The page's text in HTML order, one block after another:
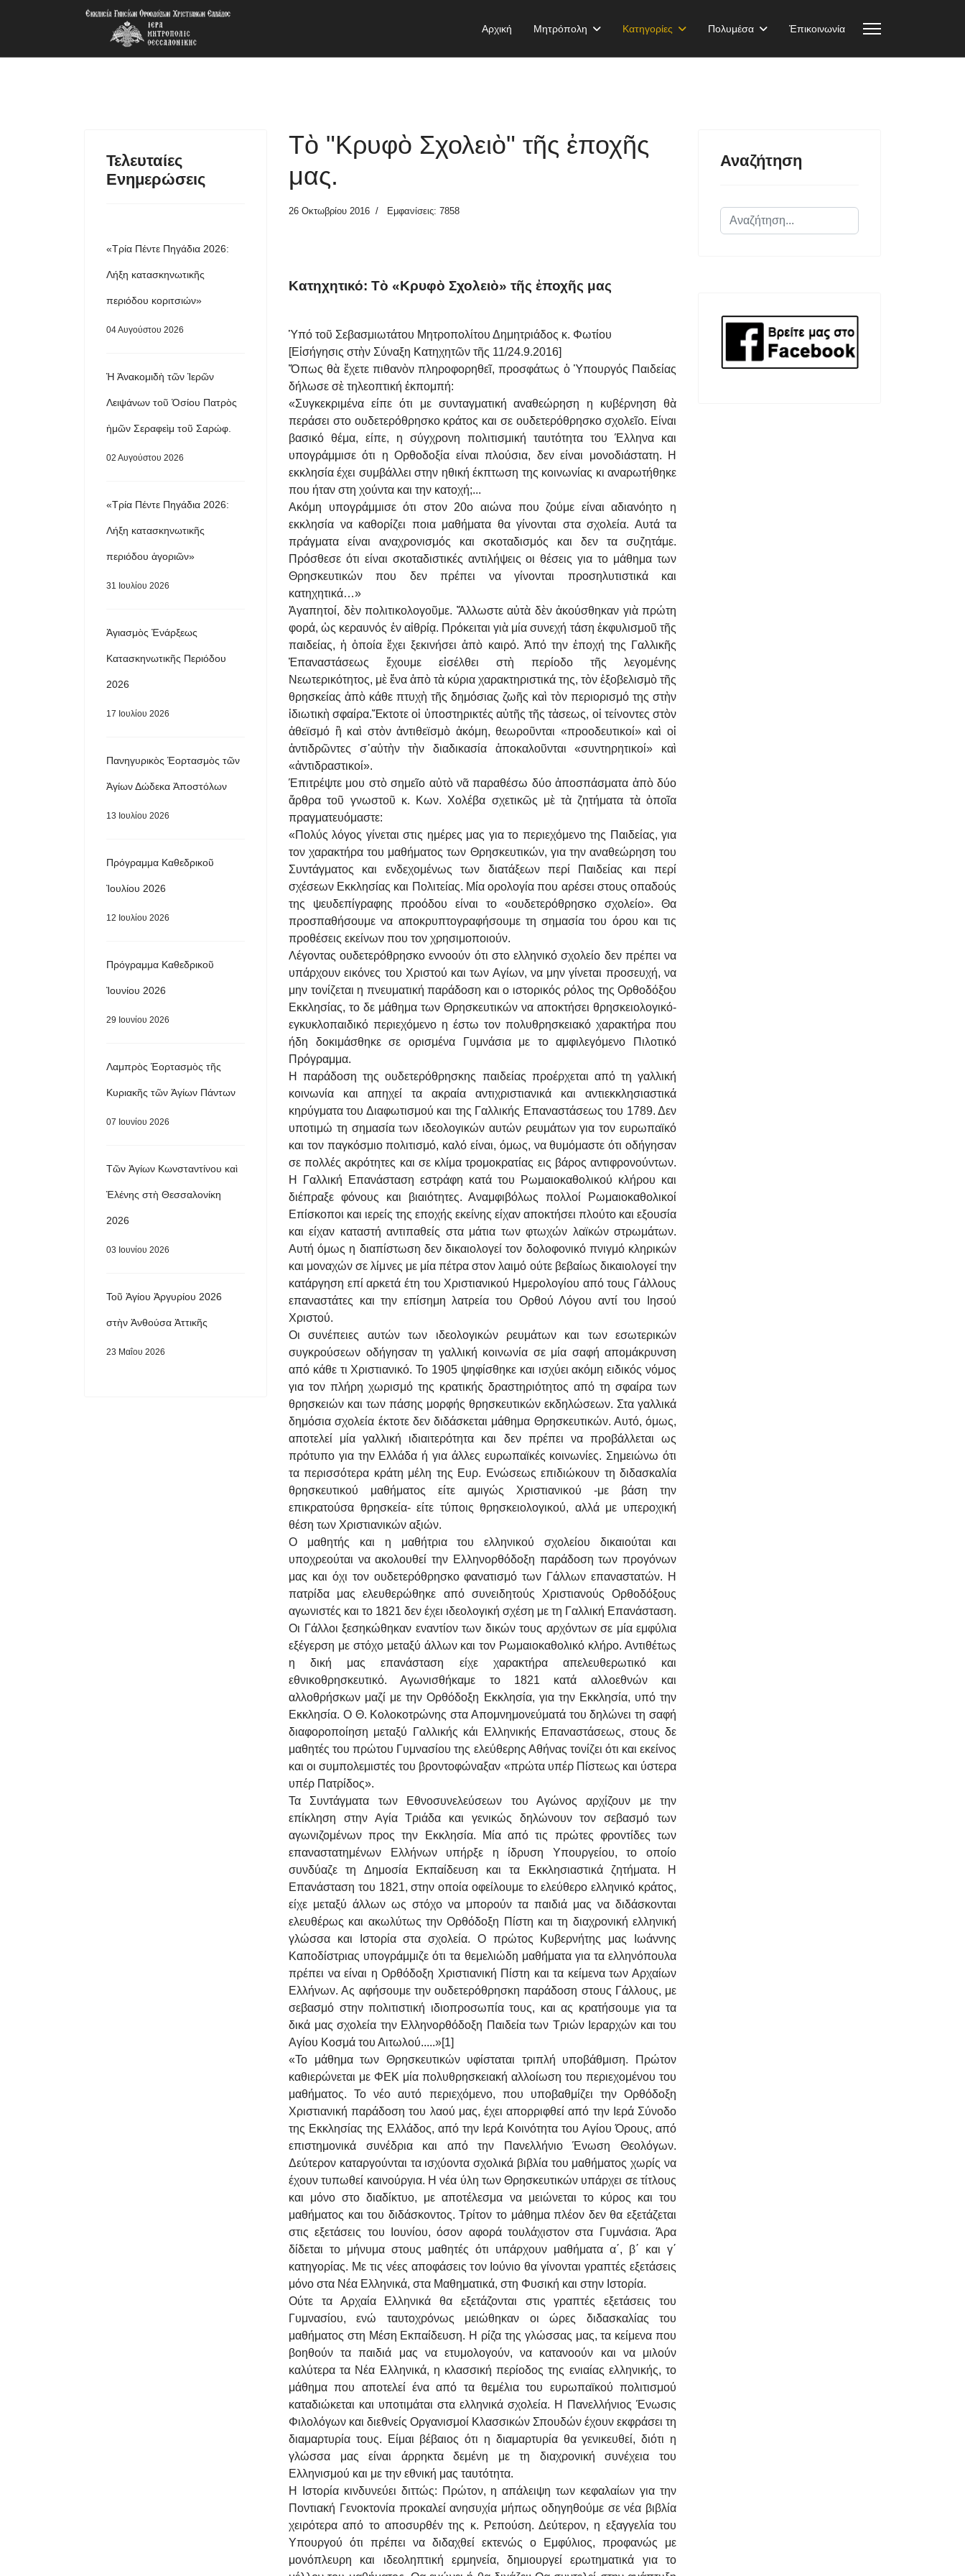
Αρχική Μητρόπολη Κατηγορίες Πολυμέσα Ἐπικοινωνία
Τελευταίες
Ενημερώσεις
«Τρία Πέντε Πηγάδια 2026:
Λήξη κατασκηνωτικῆς
περιόδου κοριτσιών»
04 Αυγούστου 2026
Ἡ Ἀνακομιδὴ τῶν Ἱερῶν
Λειψάνων τοῦ Ὁσίου Πατρὸς
ἡμῶν Σεραφεὶμ τοῦ Σαρώφ.
02 Αυγούστου 2026
«Τρία Πέντε Πηγάδια 2026:
Λήξη κατασκηνωτικῆς
περιόδου ἀγοριῶν»
31 Ιουλίου 2026
Ἁγιασμὸς Ἐνάρξεως
Κατασκηνωτικῆς Περιόδου
2026
17 Ιουλίου 2026
Πανηγυρικὸς Ἑορτασμὸς τῶν
Ἁγίων Δώδεκα Ἀποστόλων
13 Ιουλίου 2026
Πρόγραμμα Καθεδρικοῦ
Ἰουλίου 2026
12 Ιουλίου 2026
Πρόγραμμα Καθεδρικοῦ
Ἰουνίου 2026
29 Ιουνίου 2026
Λαμπρὸς Ἑορτασμὸς τῆς
Κυριακῆς τῶν Ἁγίων Πάντων
07 Ιουνίου 2026
Τῶν Ἁγίων Κωνσταντίνου καὶ
Ἑλένης στὴ Θεσσαλονίκη
2026
03 Ιουνίου 2026
Τοῦ Ἁγίου Ἀργυρίου 2026
στὴν Ἀνθούσα Ἀττικῆς
23 Μαΐου 2026
Τὸ "Κρυφὸ Σχολειὸ" τῆς ἐποχῆς
μας.
26 Οκτωβρίου 2016 Εμφανίσεις: 7858
Κατηχητικό: Τὸ «Κρυφὸ Σχολειὸ» τῆς ἐποχῆς μας
Ὑπό τοῦ Σεβασμιωτάτου Μητροπολίτου Δημητριάδος κ. Φωτίου
[Εἰσήγησις στὴν Σύναξη Κατηχητῶν τῆς 11/24.9.2016]
Ὅπως θὰ ἔχετε πιθανὸν πληροφορηθεῖ, προσφάτως ὁ Ὑπουργός Παιδείας
δήλωσε σὲ τηλεοπτική ἐκπομπή:
«Συγκεκριμένα είπε ότι με συνταγματική αναθεώρηση η κυβέρνηση θὰ
περάσει στο ουδετερόθρησκο κράτος και σε ουδετερόθρησκο σχολεῖο. Είναι
βασικό θέμα, είπε, η σύγχρονη πολιτισμική ταυτότητα του Έλληνα και
υπογράμμισε ότι η Ορθοδοξία είναι πλούσια, δεν είναι μονοδιάστατη. Η
εκκλησία έχει συμβάλλει στην ηθική έκπτωση της κοινωνίας κι αναρωτήθηκε
που ήταν στη χούντα και την κατοχή;...
Ακόμη υπογράμμισε ότι στον 20ο αιώνα που ζούμε είναι αδιανόητο η
εκκλησία να καθορίζει ποια μαθήματα θα γίνονται στα σχολεία. Αυτά τα
πράγματα είναι αναχρονισμός και σκοταδισμός και δεν τα συζητάμε.
Πρόσθεσε ότι είναι σκοταδιστικές αντιλήψεις οι θέσεις για το μάθημα των
Θρησκευτικών που δεν πρέπει να γίνονται προσηλυτιστικά και
κατηχητικά…»
Ἀγαπητοί, δὲν πολιτικολογοῦμε. Ἄλλωστε αὐτὰ δὲν ἀκούσθηκαν γιὰ πρώτη
φορά, ὡς κεραυνός ἐν αἰθρίᾳ. Πρόκειται γιὰ μία συνεχή τάση ἐκφυλισμοῦ τῆς
παιδείας, ἡ ὁποία ἔχει ξεκινήσει ἀπὸ καιρό. Ἀπό την ἐποχή της Γαλλικῆς
Ἐπαναστάσεως ἔχουμε εἰσέλθει στὴ περίοδο τῆς λεγομένης
Νεωτερικότητος, μὲ ἕνα ἀπὸ τὰ κύρια χαρακτηριστικά της, τὸν ἐξοβελισμὸ τῆς
θρησκείας ἀπὸ κάθε πτυχὴ τῆς δημόσιας ζωῆς καὶ τὸν περιορισμό της στὴν
ἰδιωτικὴ σφαίρα.Ἔκτοτε οἱ ὑποστηρικτές αὐτῆς τῆς τἀσεως, οἱ τείνοντες στὸν
ἀθεϊσμό ἢ καὶ στὸν ἀντιθεϊσμὸ ἀκόμη, θεωροῦνται «προοδευτικοί» καὶ οἱ
ἀντιδρῶντες σ᾽αὐτὴν τὴν διαδικασία ἀποκαλοῦνται «συντηρητικοί» καὶ
«ἀντιδραστικοί».
Έπιτρέψτε μου στὸ σημεῖο αὐτὸ νᾶ παραθέσω δύο ἀποσπάσματα ἀπὸ δύο
ἄρθρα τοῦ γνωστοῦ κ. Κων. Χολέβα σχετικῶς μὲ τὰ ζητήματα τὰ ὁποῖα
πραγματευόμαστε:
«Πολύς λόγος γίνεται στις ημέρες μας για το περιεχόμενο της Παιδείας, για
τον χαρακτήρα του μαθήματος των Θρησκευτικών, για την αναθεώρηση του
Συντάγματος και ενδεχομένως των διατάξεων περί Παιδείας και περί
σχέσεων Εκκλησίας και Πολιτείας. Μία ορολογία που αρέσει στους οπαδούς
της ψευδεπίγραφης προόδου είναι το «ουδετερόθρησκο σχολείο». Θα
προσπαθήσουμε να αποκρυπτογραφήσουμε τη σημασία του όρου και τις
προθέσεις εκείνων που τον χρησιμοποιούν.
Λέγοντας ουδετερόθρησκο εννοούν ότι στο ελληνικό σχολείο δεν πρέπει να
υπάρχουν εικόνες του Χριστού και των Αγίων, να μην γίνεται προσευχή, να
μην τονίζεται η πνευματική παράδοση και ο ιστορικός ρόλος της Ορθοδόξου
Εκκλησίας, το δε μάθημα των Θρησκευτικών να αποκτήσει θρησκειολογικό-
εγκυκλοπαιδικό περιεχόμενο η έστω τον πολυθρησκειακό χαρακτήρα που
ήδη δοκιμάσθηκε σε ορισμένα Γυμνάσια με το αμφιλεγόμενο Πιλοτικό
Πρόγραμμα.
Η παράδοση της ουδετερόθρησκης παιδείας προέρχεται από τη γαλλική
κοινωνία και απηχεί τα ακραία αντιχριστιανικά και αντιεκκλησιαστικά
κηρύγματα του Διαφωτισμού και της Γαλλικής Επαναστάσεως του 1789. Δεν
υποτιμώ τη σημασία των ιδεολογικών αυτών ρευμάτων για τον ευρωπαϊκό
και τον παγκόσμιο πολιτισμό, καλό είναι, όμως, να θυμόμαστε ότι οδήγησαν
σε πολλές ακρότητες και σε κλίμα τρομοκρατίας εις βάρος αντιφρονούντων.
Η Γαλλική Επανάσταση εστράφη κατά του Ρωμαιοκαθολικού κλήρου και
διέπραξε φόνους και βιαιότητες. Αναμφιβόλως πολλοί Ρωμαιοκαθολικοί
Επίσκοποι και ιερείς της εποχής εκείνης είχαν αποκτήσει πλούτο και εξουσία
και είχαν καταστή αντιπαθείς στα μάτια των φτωχών λαϊκών στρωμάτων.
Αυτή όμως η διαπίστωση δεν δικαιολογεί τον δολοφονικό πνιγμό κληρικών
και μοναχών σε λίμνες με μία πέτρα στον λαιμό ούτε βεβαίως δικαιολογεί την
κατάργηση επί αρκετά έτη του Χριστιανικού Ημερολογίου από τους Γάλλους
επαναστάτες και την επίσημη λατρεία του Ορθού Λόγου αντί του Ιησού
Χριστού.
Οι συνέπειες αυτών των ιδεολογικών ρευμάτων και των εσωτερικών
συγκρούσεων οδήγησαν τη γαλλική κοινωνία σε μία σαφή απομάκρυνση
από κάθε τι Χριστιανικό. Το 1905 ψηφίσθηκε και ισχύει ακόμη ειδικός νόμος
για τον πλήρη χωρισμό της κρατικής δραστηριότητος από τη σφαίρα των
θρησκειών και των πάσης μορφής θρησκευτικών εκδηλώσεων. Στα γαλλικά
δημόσια σχολεία έκτοτε δεν διδάσκεται μάθημα Θρησκευτικών. Αυτό, όμως,
αποτελεί μία γαλλική ιδιαιτερότητα και δεν πρέπει να προβάλλεται ως
πρότυπο για την Ελλάδα ή για άλλες ευρωπαϊκές κοινωνίες. Σημειώνω ότι
τα περισσότερα κράτη μέλη της Ευρ. Ενώσεως επιδιώκουν τη διδασκαλία
θρησκευτικού μαθήματος είτε αμιγώς Χριστιανικού -με βάση την
επικρατούσα θρησκεία- είτε τύποις θρησκειολογικού, αλλά με υπεροχική
θέση των Χριστιανικών αξιών.
Ο μαθητής και η μαθήτρια του ελληνικού σχολείου δικαιούται και
υποχρεούται να ακολουθεί την Ελληνορθόδοξη παράδοση των προγόνων
μας και όχι τον ουδετερόθρησκο φανατισμό των Γάλλων επαναστατών. Η
πατρίδα μας ελευθερώθηκε από συνειδητούς Χριστιανούς Ορθοδόξους
αγωνιστές και το 1821 δεν έχει ιδεολογική σχέση με τη Γαλλική Επανάσταση.
Οι Γάλλοι ξεσηκώθηκαν εναντίον των δικών τους αρχόντων σε μία εμφύλια
εξέγερση με στόχο μεταξύ άλλων και τον Ρωμαιοκαθολικό κλήρο. Αντιθέτως
η δική μας επανάσταση είχε χαρακτήρα απελευθερωτικό και
εθνικοθρησκευτικό. Αγωνισθήκαμε το 1821 κατά αλλοεθνών και
αλλοθρήσκων μαζί με την Ορθόδοξη Εκκλησία, για την Εκκλησία, υπό την
Εκκλησία. Ο Θ. Κολοκοτρώνης στα Απομνημονεύματά του δηλώνει τη σαφή
διαφοροποίηση μεταξύ Γαλλικής κάι Ελληνικής Επαναστάσεως, στους δε
μαθητές του πρώτου Γυμνασίου της ελεύθερης Αθήνας τονίζει ότι και εκείνος
και οι συμπολεμιστές του βροντοφώναξαν «πρώτα υπέρ Πίστεως και ύστερα
υπέρ Πατρίδος».
Τα Συντάγματα των Εθνοσυνελεύσεων του Αγώνος αρχίζουν με την
επίκληση στην Αγία Τριάδα και γενικώς δηλώνουν τον σεβασμό των
αγωνιζομένων προς την Εκκλησία. Μία από τις πρώτες φροντίδες των
επαναστατημένων Ελλήνων υπήρξε η ίδρυση Υπουργείου, το οποίο
συνδύαζε τη Δημοσία Εκπαίδευση και τα Εκκλησιαστικά ζητήματα. Η
Επανάσταση του 1821, στην οποία οφείλουμε το ελεύθερο ελληνικό κράτος,
είχε μεταξύ άλλων ως στόχο να μπορούν τα παιδιά μας να διδάσκονται
ελευθέρως και ακωλύτως την Ορθόδοξη Πίστη και τη διαχρονική ελληνική
γλώσσα και Ιστορία στα σχολεία. Ο πρώτος Κυβερνήτης μας Ιωάννης
Καποδίστριας υπογράμμιζε ότι τα θεμελιώδη μαθήματα για τα ελληνόπουλα
πρέπει να είναι η Ορθόδοξη Χριστιανική Πίστη και τα κείμενα των Αρχαίων
Ελλήνων. Ας αφήσουμε την ουδετερόθρησκη παράδοση στους Γάλλους, με
σεβασμό στην πολιτιστική ιδιοπροσωπία τους, και ας κρατήσουμε για τα
δικά μας σχολεία την Ελληνορθόδοξη Παιδεία των Τριών Ιεραρχών και του
Αγίου Κοσμά του Αιτωλού.....»[1]
«Το μάθημα των Θρησκευτικών υφίσταται τριπλή υποβάθμιση. Πρώτον
καθιερώνεται με ΦΕΚ μία πολυθρησκειακή αλλοίωση του περιεχομένου του
μαθήματος. Το νέο αυτό περιεχόμενο, που υποβαθμίζει την Ορθόδοξη
Χριστιανική παράδοση του λαού μας, έχει απορριφθεί από την Ιερά Σύνοδο
της Εκκλησίας της Ελλάδος, από την Ιερά Κοινότητα του Αγίου Όρους, από
επιστημονικά συνέδρια και από την Πανελλήνιο Ένωση Θεολόγων.
Δεύτερον καταργούνται τα ισχύοντα σχολικά βιβλία του μαθήματος χωρίς να
έχουν τυπωθεί καινούργια. Η νέα ύλη των Θρησκευτικών υπάρχει σε τίτλους
και μόνο στο διαδίκτυο, με αποτέλεσμα να μειώνεται το κύρος και του
μαθήματος και του διδάσκοντος. Τρίτον το μάθημα πλέον δεν θα εξετάζεται
στις εξετάσεις του Ιουνίου, όσον αφορά τουλάχιστον στα Γυμνάσια. Άρα
δίδεται το μήνυμα στους μαθητές ότι υπάρχουν μαθήματα α΄, β΄ και γ΄
κατηγορίας. Με τις νέες αποφάσεις τον Ιούνιο θα γίνονται γραπτές εξετάσεις
μόνο στα Νέα Ελληνικά, στα Μαθηματικά, στη Φυσική και στην Ιστορία.
Ούτε τα Αρχαία Ελληνικά θα εξετάζονται στις γραπτές εξετάσεις του
Γυμνασίου, ενώ ταυτοχρόνως μειώθηκαν οι ώρες διδασκαλίας του
μαθήματος στη Μέση Εκπαίδευση. Η ρίζα της γλώσσας μας, τα κείμενα που
βοηθούν τα παιδιά μας να ετυμολογούν, να κατανοούν και να μιλούν
καλύτερα τα Νέα Ελληνικά, η κλασσική περίοδος της ενιαίας ελληνικής, το
μάθημα που αποτελεί ένα από τα θεμέλια του ευρωπαϊκού πολιτισμού
καταδιώκεται και υποτιμάται στα ελληνικά σχολεία. Η Πανελλήνιος Ένωσις
Φιλολόγων και διεθνείς Οργανισμοί Κλασσικών Σπουδών έχουν εκφράσει τη
διαμαρτυρία τους. Είμαι βέβαιος ότι η διαμαρτυρία θα γενικευθεί, διότι η
γλώσσα μας είναι άρρηκτα δεμένη με τη διαχρονική συνέχεια του
Ελληνισμού και με την εθνική μας ταυτότητα.
Η Ιστορία κινδυνεύει διττώς: Πρώτον, η απάλειψη των κεφαλαίων για την
Ποντιακή Γενοκτονία προκαλεί ανησυχία μήπως οδηγηθούμε σε νέα βιβλία
χειρότερα από το αποσυρθέν της κ. Ρεπούση. Δεύτερον, η εξαγγελία του
Υπουργού ότι πρέπει να διδαχθεί εκτενώς ο Εμφύλιος, προφανώς με
μονόπλευρη και ιδεοληπτική ερμηνεία, δημιουργεί ερωτηματικά για το
Αναζήτηση
Αναζήτηση...